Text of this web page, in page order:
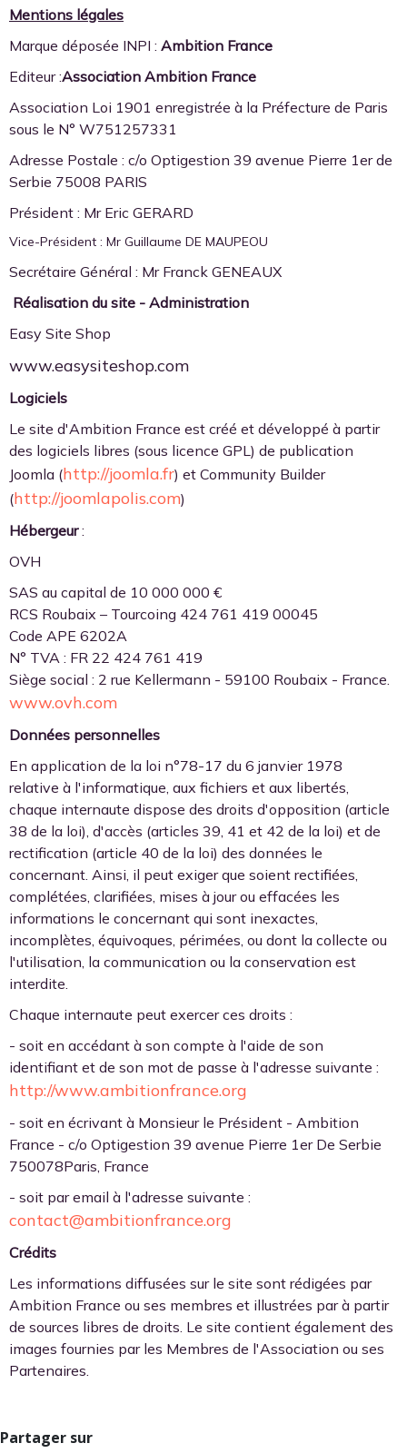
Mentions légales
Marque déposée INPI : Ambition France
Editeur :Association Ambition France
Association Loi 1901 enregistrée à la Préfecture de Paris
sous le N° W751257331
Adresse Postale : c/o Optigestion 39 avenue Pierre 1er de
Serbie 75008 PARIS
Président : Mr Eric GERARD
Vice-Président : Mr Guillaume DE MAUPEOU
Secrétaire Général : Mr Franck GENEAUX
Réalisation du site - Administration
Easy Site Shop
www.easysiteshop.com
Logiciels
Le site d'Ambition France est créé et développé à partir
des logiciels libres (sous licence GPL) de publication
Joomla (http://joomla.fr) et Community Builder
(http://joomlapolis.com)
Hébergeur:
OVH
SAS au capital de 10 000 000 €
RCS Roubaix – Tourcoing 424 761 419 00045
Code APE 6202A
N° TVA : FR 22 424 761 419
Siège social : 2 rue Kellermann - 59100 Roubaix - France.
www.ovh.com
Données personnelles
En application de la loi n°78-17 du 6 janvier 1978
relative à l'informatique, aux fichiers et aux libertés,
chaque internaute dispose des droits d'opposition (article
38 de la loi), d'accès (articles 39, 41 et 42 de la loi) et de
rectification (article 40 de la loi) des données le
concernant. Ainsi, il peut exiger que soient rectifiées,
complétées, clarifiées, mises à jour ou effacées les
informations le concernant qui sont inexactes,
incomplètes, équivoques, périmées, ou dont la collecte ou
l'utilisation, la communication ou la conservation est
interdite.
Chaque internaute peut exercer ces droits :
- soit en accédant à son compte à l'aide de son
identifiant et de son mot de passe à l'adresse suivante :
http://www.ambitionfrance.org
- soit en écrivant à Monsieur le Président - Ambition
France - c/o Optigestion 39 avenue Pierre 1er De Serbie
750078Paris, France
- soit par email à l'adresse suivante :
contact@ambitionfrance.org
Crédits
Les informations diffusées sur le site sont rédigées par
Ambition France ou ses membres et illustrées par à partir
de sources libres de droits. Le site contient également des
images fournies par les Membres de l'Association ou ses
Partenaires.
Partager sur